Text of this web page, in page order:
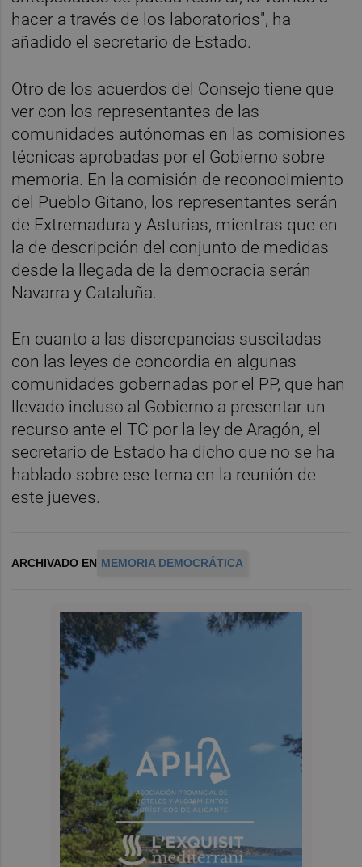
hacer a través de los laboratorios", ha
añadido el secretario de Estado.
Otro de los acuerdos del Consejo tiene que
ver con los representantes de las
comunidades autónomas en las comisiones
técnicas aprobadas por el Gobierno sobre
memoria. En la comisión de reconocimiento
del Pueblo Gitano, los representantes serán
de Extremadura y Asturias, mientras que en
la de descripción del conjunto de medidas
desde la llegada de la democracia serán
Navarra y Cataluña.
En cuanto a las discrepancias suscitadas
con las leyes de concordia en algunas
comunidades gobernadas por el PP, que han
llevado incluso al Gobierno a presentar un
recurso ante el TC por la ley de Aragón, el
secretario de Estado ha dicho que no se ha
hablado sobre ese tema en la reunión de
este jueves.
ARCHIVADO EN MEMORIA DEMOCRÁTICA